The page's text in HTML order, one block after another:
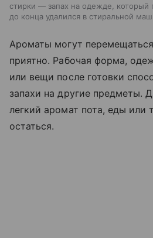
стирки — запах на одежде, который
до конца удалился в стиральной
Ароматы могут
приятно. Рабочая форма,
или вещи после готовки
запахи на другие предметы.
легкий аромат пота, еды или
остаться.